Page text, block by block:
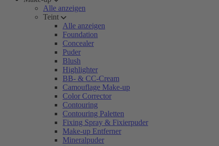
Alle anzeigen
Teint
Alle anzeigen
Foundation
Concealer
Puder
Blush
Highlighter
BB- & CC-Cream
Camouflage Make-up
Color Corrector
Contouring
Contouring Paletten
Fixing Spray & Fixierpuder
Make-up Entferner
Mineralpuder